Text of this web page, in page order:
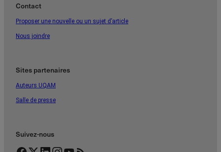
Contact
Proposer une nouvelle ou un sujet d’article
Nous joindre
Sites partenaires
Auteurs UQAM
Salle de presse
Suivez-nous